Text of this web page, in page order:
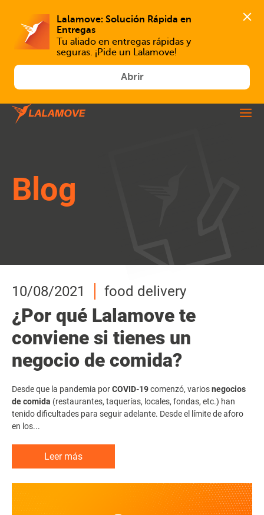
Lalamove: Solución Rápida en
Tu aliado en entregas rápidas y
seguras. ¡Pide un Lalamove!
Abrir
Blog
10/08/2021 food delivery
¿Por qué Lalamove te
conviene si tienes un
negocio de comida?
Desde que la pandemia porCOVID-19comenzó, variosnegocios
de comida (restaurantes, taquerías, locales, fondas, etc.) han
tenido dificultades para seguir adelante. Desde el límite de aforo
en los...
Leer más
10/08/2021 food delivery
¿Por qué Lalamove te
conviene si tienes un
negocio de comida?
Desde que la pandemia porCOVID-19comenzó, variosnegocios
de comida (restaurantes, taquerías, locales, fondas, etc.) han
tenido dificultades para seguir adelante. Desde el límite de aforo
en los...
Leer más
10/08/2021 food delivery
¿Por qué Lalamove te
conviene si tienes un
negocio de comida?
Desde que la pandemia porCOVID-19comenzó, variosnegocios
de comida (restaurantes, taquerías, locales, fondas, etc.) han
tenido dificultades para seguir adelante. Desde el límite de aforo
en los...
Leer más